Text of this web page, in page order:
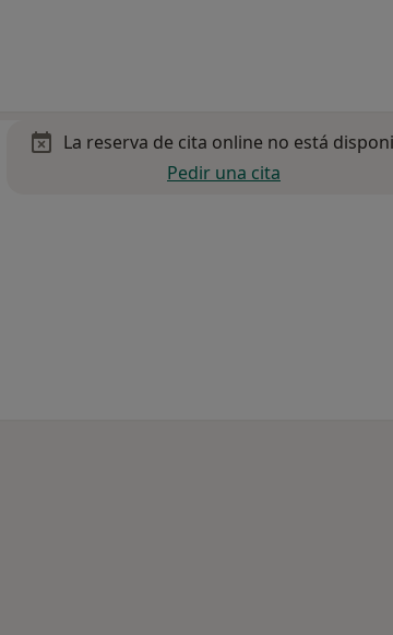
La reserva de cita online no está
Pedir una cita